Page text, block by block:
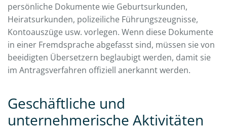
persönliche Dokumente wie Geburtsurkunden,
Heiratsurkunden, polizeiliche Führungszeugnisse,
Kontoauszüge usw. vorlegen. Wenn diese Dokumente
in einer Fremdsprache abgefasst sind, müssen sie von
beeidigten Übersetzern beglaubigt werden, damit sie
im Antragsverfahren offiziell anerkannt werden.
Geschäftliche und
unternehmerische Aktivitäten